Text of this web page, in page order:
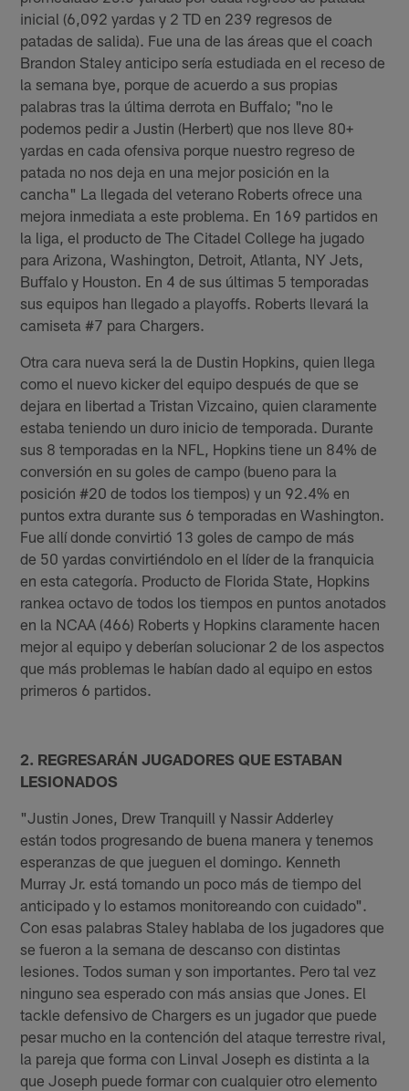
inicial (6,092 yardas y 2 TD en 239 regresos de
patadas de salida). Fue una de las áreas que el coach
Brandon Staley anticipo sería estudiada en el receso de
la semana bye, porque de acuerdo a sus propias
palabras tras la última derrota en Buffalo; "no le
podemos pedir a Justin (Herbert) que nos lleve 80+
yardas en cada ofensiva porque nuestro regreso de
patada no nos deja en una mejor posición en la
cancha" La llegada del veterano Roberts ofrece una
mejora inmediata a este problema. En 169 partidos en
la liga, el producto de The Citadel College ha jugado
para Arizona, Washington, Detroit, Atlanta, NY Jets,
Buffalo y Houston. En 4 de sus últimas 5 temporadas
sus equipos han llegado a playoffs. Roberts llevará la
camiseta #7 para Chargers.
Otra cara nueva será la de Dustin Hopkins, quien llega
como el nuevo kicker del equipo después de que se
dejara en libertad a Tristan Vizcaino, quien claramente
estaba teniendo un duro inicio de temporada. Durante
sus 8 temporadas en la NFL, Hopkins tiene un 84% de
conversión en su goles de campo (bueno para la
posición #20 de todos los tiempos) y un 92.4% en
puntos extra durante sus 6 temporadas en Washington.
Fue allí donde convirtió 13 goles de campo de más
de 50 yardas convirtiéndolo en el líder de la franquicia
en esta categoría. Producto de Florida State, Hopkins
rankea octavo de todos los tiempos en puntos anotados
en la NCAA (466) Roberts y Hopkins claramente hacen
mejor al equipo y deberían solucionar 2 de los aspectos
que más problemas le habían dado al equipo en estos
primeros 6 partidos.
2. REGRESARÁN JUGADORES QUE ESTABAN
LESIONADOS
"Justin Jones, Drew Tranquill y Nassir Adderley
están todos progresando de buena manera y tenemos
esperanzas de que jueguen el domingo. Kenneth
Murray Jr. está tomando un poco más de tiempo del
anticipado y lo estamos monitoreando con cuidado".
Con esas palabras Staley hablaba de los jugadores que
se fueron a la semana de descanso con distintas
lesiones. Todos suman y son importantes. Pero tal vez
ninguno sea esperado con más ansias que Jones. El
tackle defensivo de Chargers es un jugador que puede
pesar mucho en la contención del ataque terrestre rival,
la pareja que forma con Linval Joseph es distinta a la
que Joseph puede formar con cualquier otro elemento